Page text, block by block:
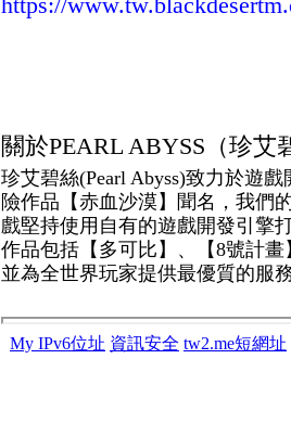
關於PEARL ABYSS （
珍艾碧絲(Pearl Abyss)致力於遊戲
險作品【赤血沙漠】聞名，我們
戲堅持使用自有的遊戲開發引擎
作品包括【多可比】、【8號計畫
並為全世界玩家提供最優質的服